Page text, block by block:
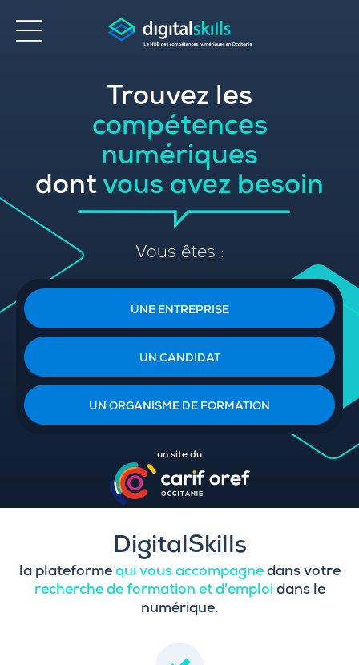
Trouvez les
compétences
numériques
dont vous avez besoin
Vous êtes :
UNE ENTREPRISE
UN CANDIDAT
UN ORGANISME DE FORMATION
un site du
DigitalSkills
la plateforme qui vous accompagnedans votre
recherche de formation et d'emploi dans le
numérique.